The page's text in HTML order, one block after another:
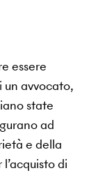
essere
avvocato,
state
ad
e della
di